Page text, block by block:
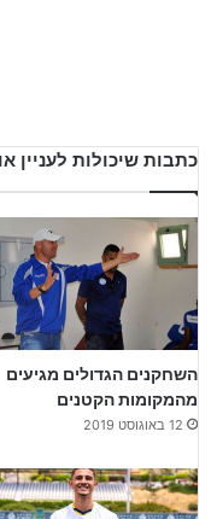
כתבות שיכולות לעניין
השחקנים הגדולים מגיעים
מהמקומות הקטנים
12 באוגוסט 2019